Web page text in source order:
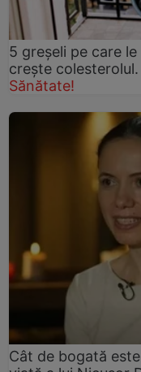
5 greșeli pe care
crește
Sănătate!
Cât de bogată